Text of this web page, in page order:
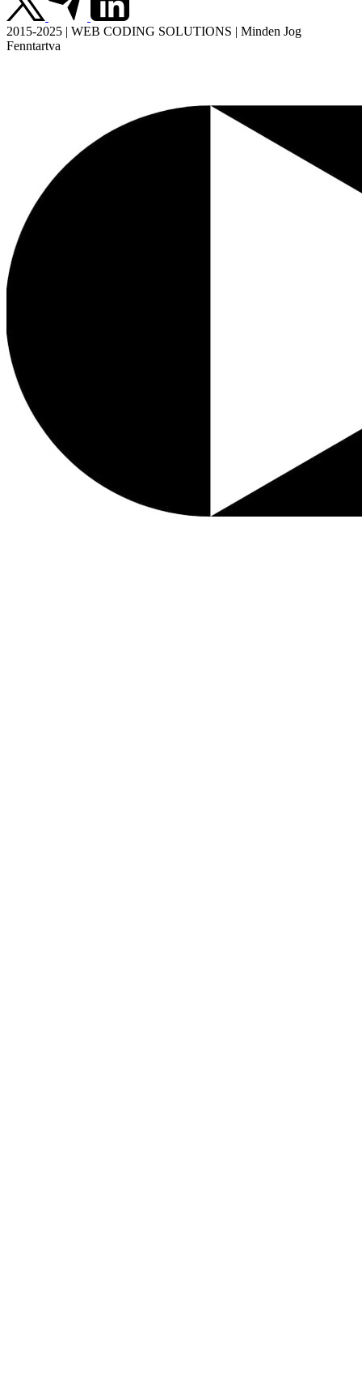
2015-2025 | WEB CODING SOLUTIONS | Minden Jog
Fenntartva